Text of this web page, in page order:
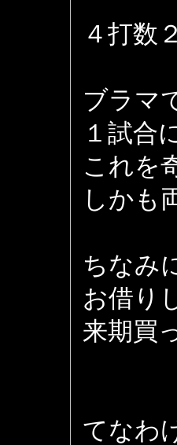
４打数
ブラマ
１試合
これを
しかも
ちなみ
お借り
来期買
てなわ